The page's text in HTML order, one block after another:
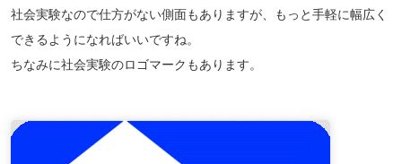
社会実験なので仕方がない側面もありますが、もっと手軽に幅広く
できるようになればいいですね。
ちなみに社会実験のロゴマークもあります。